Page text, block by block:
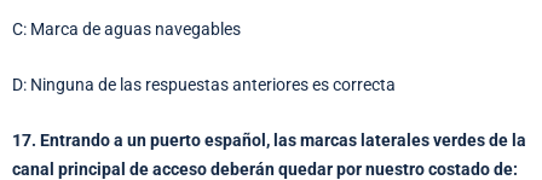
C: Marca de aguas navegables
D: Ninguna de las respuestas anteriores es correcta
17. Entrando a un puerto español, las marcas laterales verdes de la
canal principal de acceso deberán quedar por nuestro costado de: